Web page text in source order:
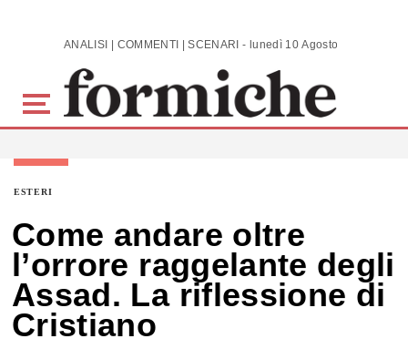
Skip to main content ANALISI | COMMENTI | SCENARI - lunedì 10 Agosto 2026
ESTERI
Come andare oltre
l’orrore raggelante degli
Assad. La riflessione di
Cristiano